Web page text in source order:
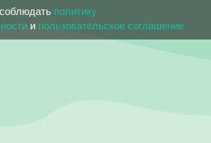
политику
и пользовательское соглашение